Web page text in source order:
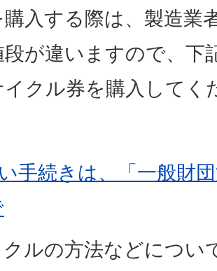
入する際は、製造業
が違いますので、下
イクル券を購入してく
手続きは、「一般財
ルの方法などについ